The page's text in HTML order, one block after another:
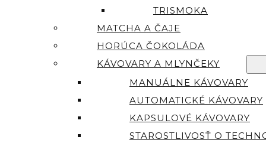
TRISMOKA
MATCHA A ČAJE
HORÚCA ČOKOLÁDA
KÁVOVARY A MLYNČEKY
MANUÁLNE KÁVOVARY
AUTOMATICKÉ KÁVOVARY
KAPSULOVÉ KÁVOVARY
STAROSTLIVOSŤ O